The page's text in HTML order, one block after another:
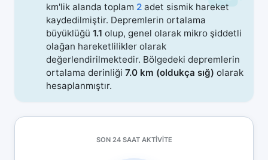
km'lik alanda toplam 2 adet sismik hareket
kaydedilmiştir. Depremlerin ortalama
büyüklüğü 1.1 olup, genel olarak mikro şiddetli
olağan hareketlilikler olarak
değerlendirilmektedir. Bölgedeki depremlerin
ortalama derinliği 7.0 km (oldukça sığ) olarak
hesaplanmıştır.
SON 24 SAAT AKTIVITE